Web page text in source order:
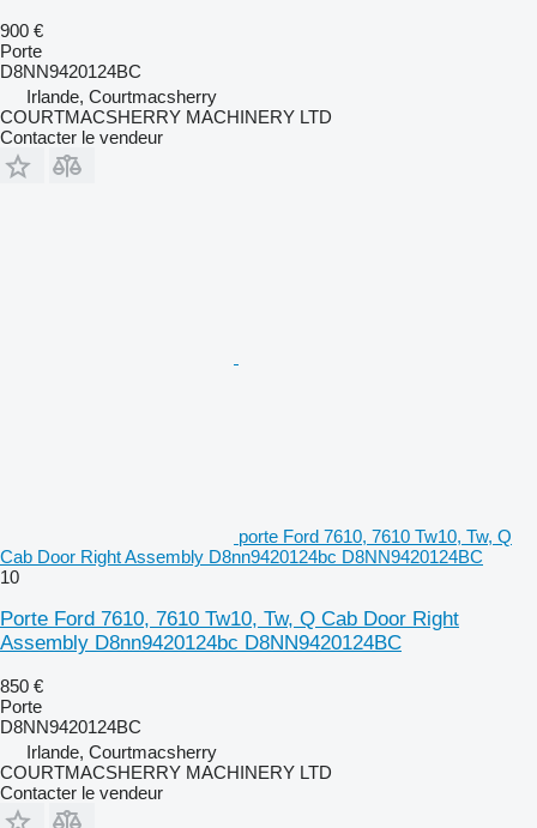
900 €
Porte
D8NN9420124BC
Irlande, Courtmacsherry
COURTMACSHERRY MACHINERY LTD
Contacter le vendeur
porte Ford 7610, 7610 Tw10, Tw, Q
Cab Door Right Assembly D8nn9420124bc D8NN9420124BC
10
Porte Ford 7610, 7610 Tw10, Tw, Q Cab Door Right
Assembly D8nn9420124bc D8NN9420124BC
850 €
Porte
D8NN9420124BC
Irlande, Courtmacsherry
COURTMACSHERRY MACHINERY LTD
Contacter le vendeur